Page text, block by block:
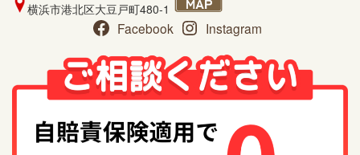
横浜市港北区大豆戸町480-1
Facebook Instagram